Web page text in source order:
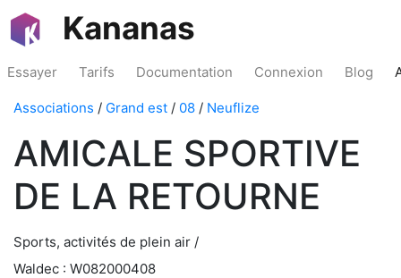
Kananas
Essayer Tarifs Documentation Connexion Blog
Associations / Grand est / 08 / Neuflize
AMICALE SPORTIVE
DE LA RETOURNE
Sports, activités de plein air /
Waldec : W082000408